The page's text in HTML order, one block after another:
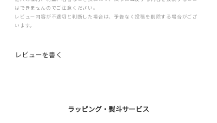
はできませんのでご注意ください。
レビュー内容が不適切と判断した場合は、予告なく投稿を削除する場合がござ
います。
レビューを書く
ラッピング・熨斗サービス